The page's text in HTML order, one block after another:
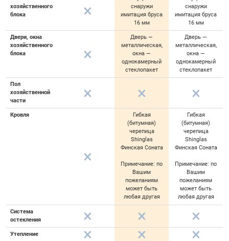
хозяйственного
блока
снаружи
имитация бруса
16 мм
снаружи
имитация бруса
16 мм
Двери, окна
хозяйственного
блока
Дверь —
металлическая,
окна —
однокамерный
стеклопакет
Дверь —
металлическая,
окна —
однокамерный
стеклопакет
Пол
хозяйственной
части
Кровля
Гибкая
(битумная)
черепица
Shinglas
Финская Соната
Примечание: по
Вашим
пожеланиям
может быть
любая другая
Гибкая
(битумная)
черепица
Shinglas
Финская Соната
Примечание: по
Вашим
пожеланиям
может быть
любая другая
Система
остекления
Утепление